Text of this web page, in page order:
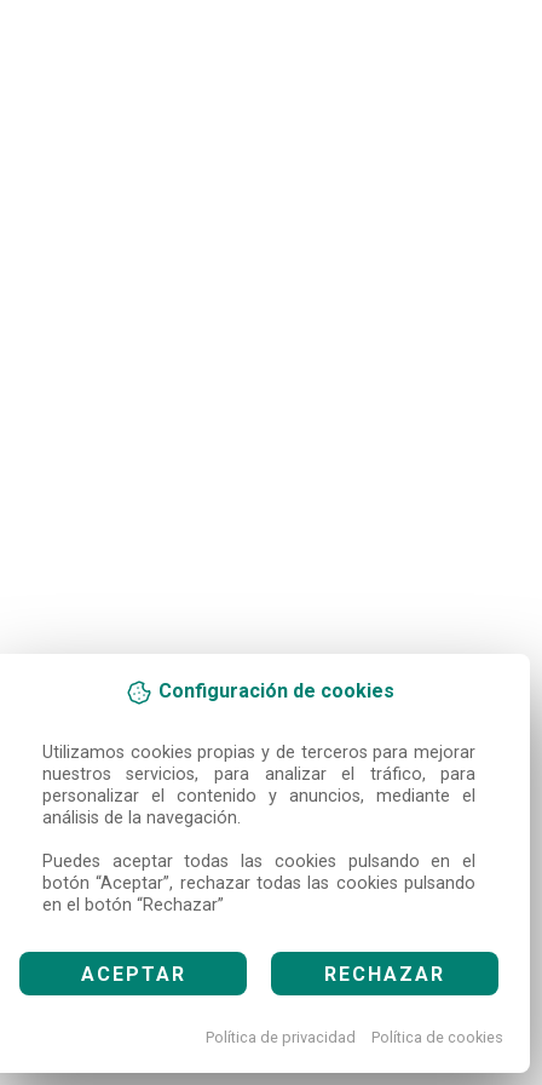
Configuración de cookies
Utilizamos cookies propias y de terceros para mejorar
nuestros servicios, para analizar el tráfico, para
personalizar el contenido y anuncios, mediante el
análisis de la navegación.
Puedes aceptar todas las cookies pulsando en el
botón “Aceptar”, rechazar todas las cookies pulsando
en el botón “Rechazar”
ACEPTAR RECHAZAR
Política de privacidad Política de cookies